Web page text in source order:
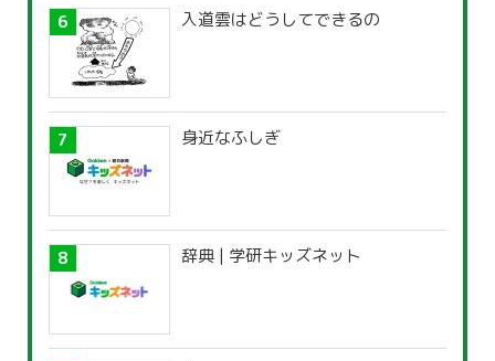
入道雲はどうしてできるの
身近なふしぎ
辞典 | 学研キッズネット